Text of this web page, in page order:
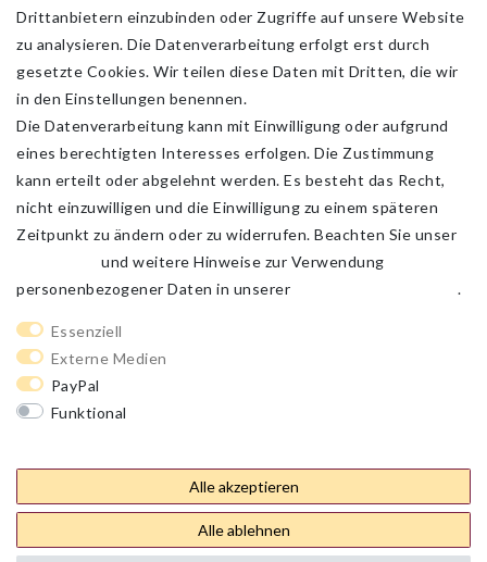
Impressum
Kontakt
Drittanbietern einzubinden oder Zugriffe auf unsere Website
zu analysieren. Die Datenverarbeitung erfolgt erst durch
gesetzte Cookies. Wir teilen diese Daten mit Dritten, die wir
in den Einstellungen benennen.
Die Datenverarbeitung kann mit Einwilligung oder aufgrund
eines berechtigten Interesses erfolgen. Die Zustimmung
kann erteilt oder abgelehnt werden. Es besteht das Recht,
nicht einzuwilligen und die Einwilligung zu einem späteren
Zeitpunkt zu ändern oder zu widerrufen. Beachten Sie unser
und weitere Hinweise zur Verwendung
personenbezogener Daten in unserer
.
Essenziell
Externe Medien
PayPal
Funktional
Alle akzeptieren
Alle ablehnen